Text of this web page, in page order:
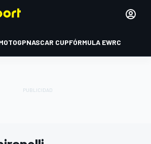
NASCAR CUPFÓRMULA EWRC